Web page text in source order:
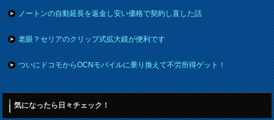
ノートンの自動延長を返金し安い価格で契約し直した話
老眼？セリアのクリップ式拡大鏡が便利です
ついにドコモからOCNモバイルに乗り換えて不労所得ゲット！
気になったら日々チェック！